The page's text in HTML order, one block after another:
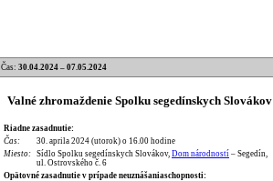
Čas: 30.04.2024 – 07.05.2024
Valné zhromaždenie Spolku segedínskych Slovákov
Riadne zasadnutie:
Čas:
30. aprila 2024 (utorok) o 16.00 hodine
Miesto: Sídlo Spolku segedínskych Slovákov, Dom národností – Segedín,
ul. Ostrovského č. 6
Opätovné zasadnutie v prípade neuznášaniaschopnosti: